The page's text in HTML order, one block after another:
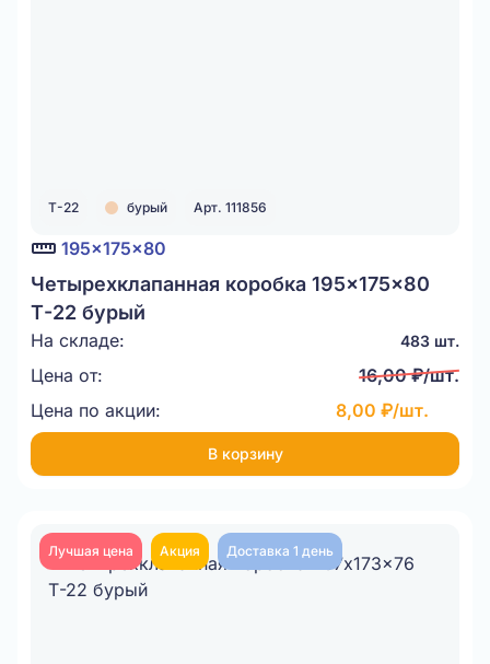
Т-22 бурый Арт. 111856
195x175x80
Четырехклапанная коробка 195x175x80
Т-22 бурый
На складе: 483 шт.
Цена от:
16,00 ₽/шт.
Цена по акции:
8,00 ₽/шт.
В корзину
Лучшая цена Акция Доставка 1 день